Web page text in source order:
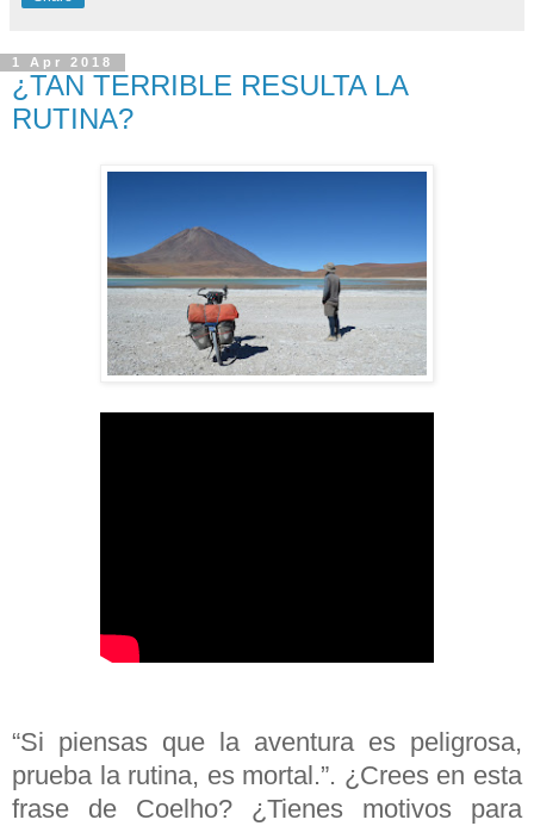
1 Apr 2018
¿TAN TERRIBLE RESULTA LA
RUTINA?
“Si piensas que la aventura es peligrosa,
prueba la rutina, es mortal.”. ¿Crees en esta
frase de Coelho? ¿Tienes motivos para